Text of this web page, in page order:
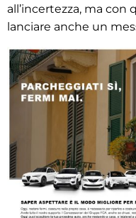
all’incertezza, ma con
lanciare anche un